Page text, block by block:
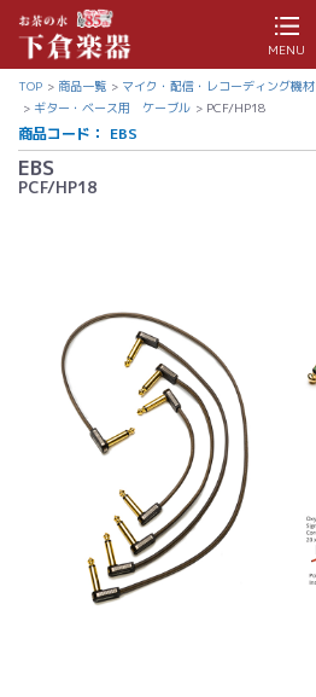
MENU
TOP 商品一覧 マイク・配信・レコーディング機材
ギター・ベース用 ケーブル
PCF/HP18
商品コード： EBS
EBS
PCF/HP18